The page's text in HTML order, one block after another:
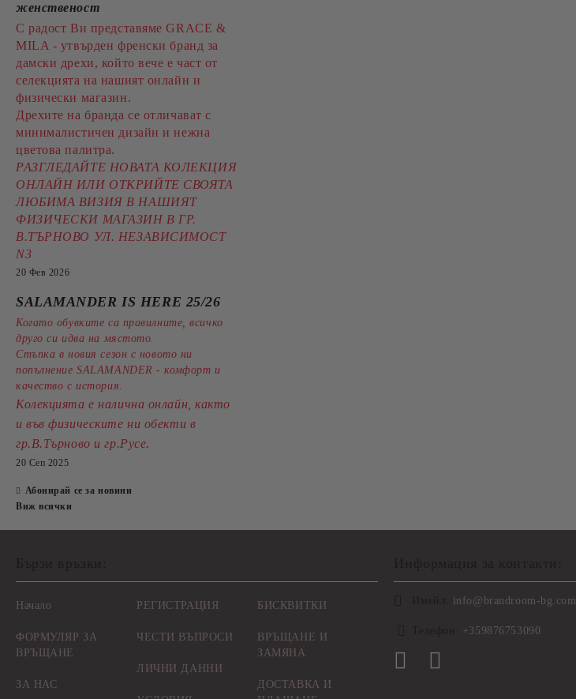
женственост
С радост Ви представяме GRACE &
MILA - утвърден френски бранд за
дамски дрехи, който вече е част от
селекцията на нашият онлайн и
физически магазин.
Дрехите на бранда се отличават с
минималистичен дизайн и нежна
цветова палитра.
РАЗГЛЕДАЙТЕ НОВАТА КОЛЕКЦИЯ
ОНЛАЙН ИЛИ ОТКРИЙТЕ СВОЯТА
ЛЮБИМА ВИЗИЯ В НАШИЯТ
ФИЗИЧЕСКИ МАГАЗИН В ГР.
В.ТЪРНОВО УЛ. НЕЗАВИСИМОСТ
N3
20 Фев 2026
SALAMANDER IS HERE 25/26
Когато обувките са правилните, всичко
друго си идва на мястото.
Стъпка в новия сезон с новото ни
попълнение SALAMANDER - комфорт и
качество с история.
Колекцията е налична онлайн, както
и във физическите ни обекти в
гр.В.Търново и гр.Русе.
20 Сеп 2025
Абонирай се за новини
Виж всички
Начало
ФОРМУЛЯР ЗА
ВРЪЩАНЕ
ЗА НАС
РЕГИСТРАЦИЯ
ЧЕСТИ ВЪПРОСИ
ЛИЧНИ ДАННИ
БИСКВИТКИ
ВРЪЩАНЕ И
ЗАМЯНА
ДОСТАВКА И
info@brandroom-bg.com
+359876753090